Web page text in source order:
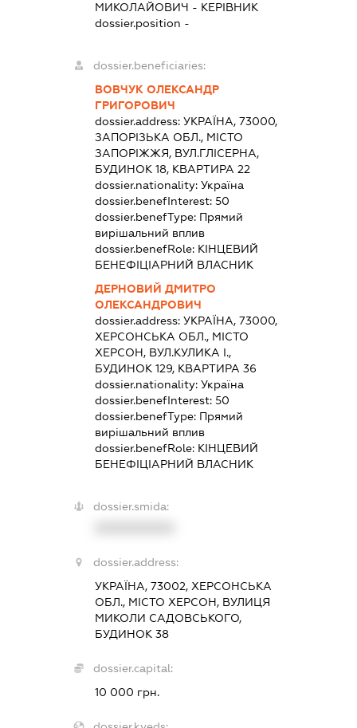
МИКОЛАЙОВИЧ - КЕРІВНИК
dossier.position -
dossier.beneficiaries:
ВОВЧУК ОЛЕКСАНДР
ГРИГОРОВИЧ
dossier.address:УКРАЇНА, 73000,
ЗАПОРІЗЬКА ОБЛ., МІСТО
ЗАПОРІЖЖЯ, ВУЛ.ГЛІСЕРНА,
БУДИНОК 18, КВАРТИРА 22
dossier.nationality:Україна
dossier.benefInterest:50
dossier.benefType: Прямий
вирішальний вплив
dossier.benefRole: КІНЦЕВИЙ
БЕНЕФІЦІАРНИЙ ВЛАСНИК
ДЕРНОВИЙ ДМИТРО
ОЛЕКСАНДРОВИЧ
dossier.address:УКРАЇНА, 73000,
ХЕРСОНСЬКА ОБЛ., МІСТО
ХЕРСОН, ВУЛ.КУЛИКА І.,
БУДИНОК 129, КВАРТИРА 36
dossier.nationality:Україна
dossier.benefInterest:50
dossier.benefType: Прямий
вирішальний вплив
dossier.benefRole: КІНЦЕВИЙ
БЕНЕФІЦІАРНИЙ ВЛАСНИК
dossier.smida:
dossier.address:
УКРАЇНА, 73002, ХЕРСОНСЬКА
ОБЛ., МІСТО ХЕРСОН, ВУЛИЦЯ
МИКОЛИ САДОВСЬКОГО,
БУДИНОК 38
dossier.capital:
10 000 грн.